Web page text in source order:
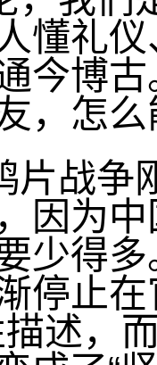
懂礼
今博
，怎么
战争
因为
少得
停止在
述，